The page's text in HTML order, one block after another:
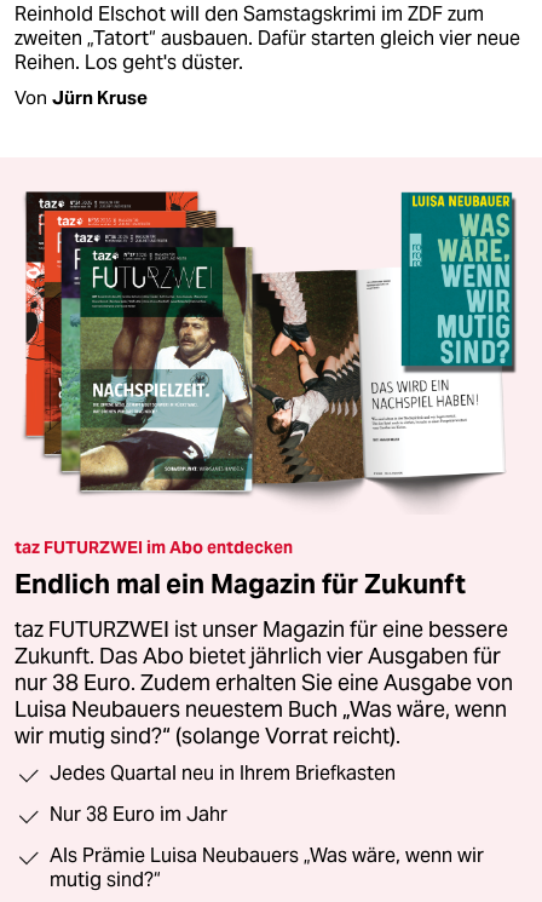
Reinhold Elschot will den Samstagskrimi im ZDF zum
zweiten „Tatort“ ausbauen. Dafür starten gleich vier neue
Reihen. Los geht's düster.
Von Jürn Kruse
taz FUTURZWEI im Abo entdecken
Endlich mal ein Magazin für Zukunft
taz FUTURZWEI ist unser Magazin für eine bessere
Zukunft. Das Abo bietet jährlich vier Ausgaben für
nur 38 Euro. Zudem erhalten Sie eine Ausgabe von
Luisa Neubauers neuestem Buch „Was wäre, wenn
wir mutig sind?“ (solange Vorrat reicht).
Jedes Quartal neu in Ihrem Briefkasten
Nur 38 Euro im Jahr
Als Prämie Luisa Neubauers „Was wäre, wenn wir
mutig sind?“